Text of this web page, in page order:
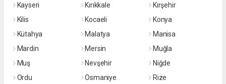
Kayseri
Kırıkkale
Kırşehir
Kilis
Kocaeli
Konya
Kütahya
Malatya
Manisa
Mardin
Mersin
Muğla
Muş
Nevşehir
Niğde
Ordu
Osmaniye Rize